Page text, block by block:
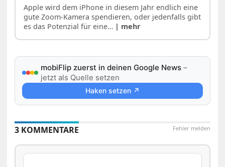
Apple wird dem iPhone in diesem Jahr endlich eine
gute Zoom-Kamera spendieren, oder jedenfalls gibt
es das Potenzial für eine… | mehr
mobiFlip zuerst in deinen Google News –
jetzt als Quelle setzen
Haken setzen ↗
Fehler melden
3 KOMMENTARE